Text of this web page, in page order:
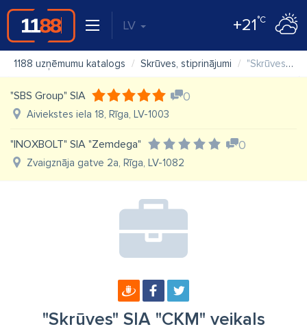
LV +21°C
1188 uzņēmumu katalogs Skrūves, stiprinājumi "Skrūves" SIA "CKM" veikals
"SBS Group" SIA 0
Aiviekstes iela 18, Rīga, LV-1003
"INOXBOLT" SIA "Zemdega" 0
Zvaigznāja gatve 2a, Rīga, LV-1082
"Skrūves" SIA "CKM" veikals